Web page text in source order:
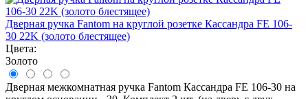
Дверная ручка Fantom на круглой розетке Кассандра FE 106-
30 22K (золото блестящее)
Цвета:
Золото
Дверная межкомнатная ручка Fantom Кассандра FE 106-30 на